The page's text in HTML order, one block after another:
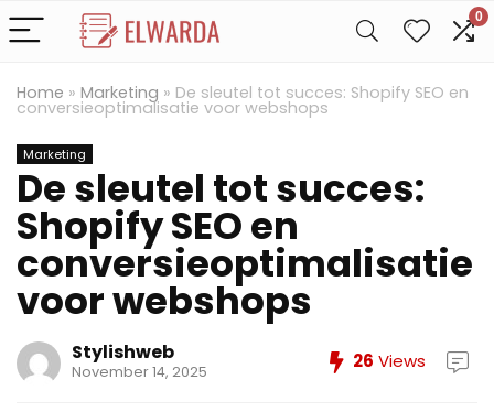
0
Home » Marketing » De sleutel tot succes: Shopify SEO en
conversieoptimalisatie voor webshops
Marketing
De sleutel tot succes:
Shopify SEO en
conversieoptimalisatie
voor webshops
Stylishweb
November 14, 2025 26 Views